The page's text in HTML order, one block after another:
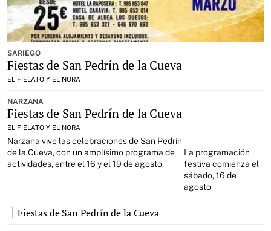
SARIEGO
Fiestas de San Pedrín de la Cueva
EL FIELATO Y EL NORA
NARZANA
Fiestas de San Pedrín de la Cueva
EL FIELATO Y EL NORA
Narzana vive las celebraciones de San Pedrín
de la Cueva, con un amplísimo programa de
actividades, entre el 16 y el 19 de agosto.
La programación
festiva comienza el
sábado, 16 de
agosto
Fiestas de San Pedrín de la Cueva